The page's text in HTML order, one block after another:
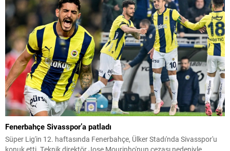
Fenerbahçe Sivasspor’a patladı
Süper Lig'in 12. haftasında Fenerbahçe, Ülker Stadı'nda Sivasspor'u
konuk etti. Teknik direktör Jose Mourinho'nun cezası nedeniyle